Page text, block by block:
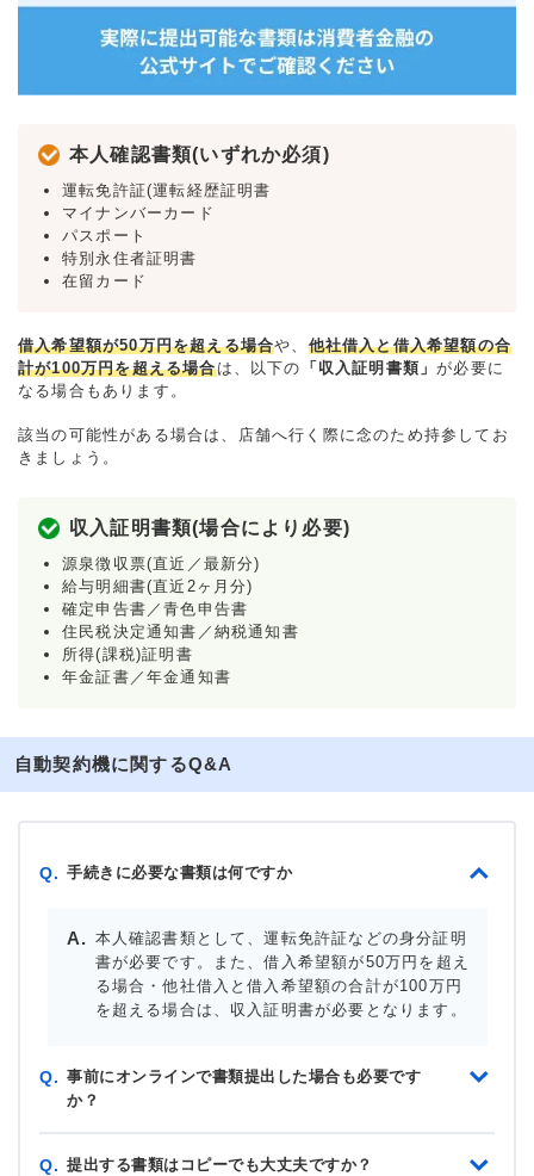
本人確認書類(いずれか必須)
運転免許証(運転経歴証明書
マイナンバーカード
パスポート
特別永住者証明書
在留カード
借入希望額が50万円を超える場合や、 他社借入と借入希望額の合
計が100万円を超える場合は、以下の 「収入証明書類」が必要に
なる場合もあります。
該当の可能性がある場合は、店舗へ行く際に念のため持参してお
きましょう。
収入証明書類(場合により必要)
源泉徴収票(直近／最新分)
給与明細書(直近2ヶ月分)
確定申告書／青色申告書
住民税決定通知書／納税通知書
所得(課税)証明書
年金証書／年金通知書
自動契約機に関するQ&A
Q. 手続きに必要な書類は何ですか
本人確認書類として、運転免許証などの身分証明
書が必要です。また、借入希望額が50万円を超え
る場合・他社借入と借入希望額の合計が100万円
を超える場合は、収入証明書が必要となります。
Q. 事前にオンラインで書類提出した場合も必要です
か？
Q. 提出する書類はコピーでも大丈夫ですか？